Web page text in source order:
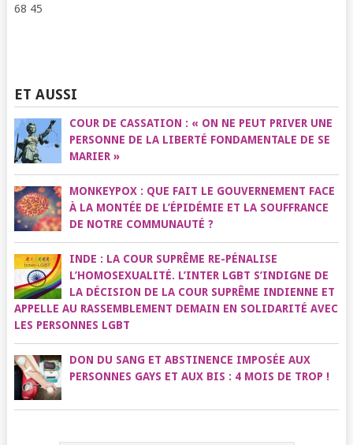
68 45
ET AUSSI
COUR DE CASSATION : « ON NE PEUT PRIVER UNE
PERSONNE DE LA LIBERTÉ FONDAMENTALE DE SE
MARIER »
MONKEYPOX : QUE FAIT LE GOUVERNEMENT FACE
À LA MONTÉE DE L’ÉPIDÉMIE ET LA SOUFFRANCE
DE NOTRE COMMUNAUTÉ ?
INDE : LA COUR SUPRÊME RE-PÉNALISE
L’HOMOSEXUALITÉ. L’INTER LGBT S’INDIGNE DE
LA DÉCISION DE LA COUR SUPRÊME INDIENNE ET
APPELLE AU RASSEMBLEMENT DEMAIN EN SOLIDARITÉ AVEC
LES PERSONNES LGBT
DON DU SANG ET ABSTINENCE IMPOSÉE AUX
PERSONNES GAYS ET AUX BIS : 4 MOIS DE TROP !